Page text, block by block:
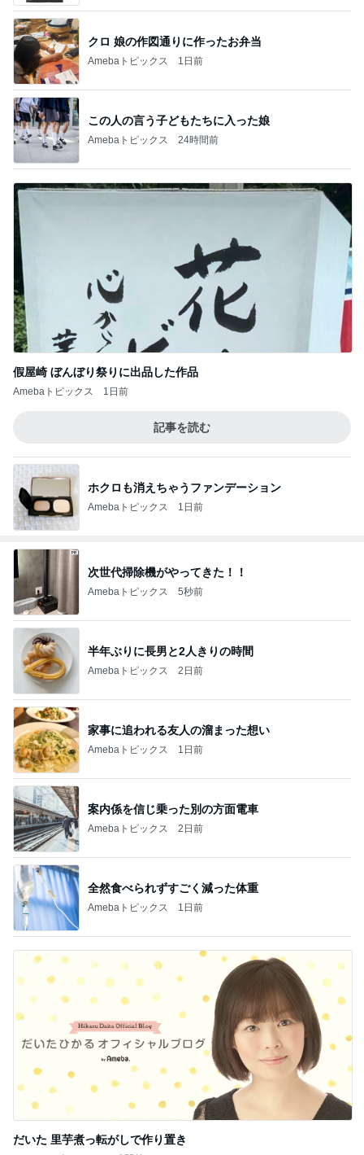
クロ 娘の作図通りに作ったお弁当
Amebaトピックス 1日前
この人の言う子どもたちに入った娘
Amebaトピックス 24時間前
假屋崎 ぼんぼり祭りに出品した作品
Amebaトピックス 1日前
記事を読む
ホクロも消えちゃうファンデーション
Amebaトピックス 1日前
次世代掃除機がやってきた！！
Amebaトピックス 5秒前
半年ぶりに長男と2人きりの時間
Amebaトピックス 2日前
家事に追われる友人の溜まった想い
Amebaトピックス 1日前
案内係を信じ乗った別の方面電車
Amebaトピックス 2日前
全然食べられずすごく減った体重
Amebaトピックス 1日前
だいた 里芋煮っ転がしで作り置き